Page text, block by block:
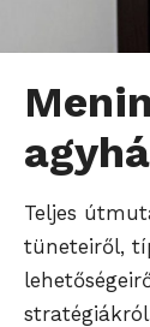
Teljes
tüneteiről,